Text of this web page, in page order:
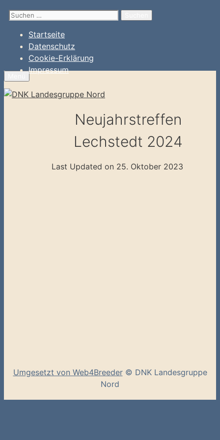
Zum
Inhalt
springen
Suchen
Startseite
Datenschutz
Cookie-Erklärung
Impressum
Neujahrstreffen
Lechstedt 2024
Last Updated on 25. Oktober 2023
Umgesetzt von Web4Breeder © DNK Landesgruppe
Nord